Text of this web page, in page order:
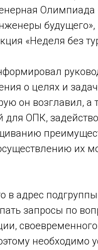
будущего»,
«Неделя без
о целях и
он возглавил,
для ОПК,
их
в адрес
запросы по
необходимо